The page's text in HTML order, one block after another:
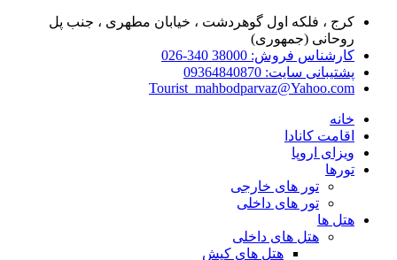
کرج ، فلکه اول گوهردشت ، خیابان مطهری ، جنب پل
روحانی (جمهوری)
کارشناس فروش: 38000 340-026
پشتیبانی سایت: 09364840870
Tourist_mahbodparvaz@Yahoo.com
خانه
اقامت کانادا
ویزای اروپا
تورها
تور های خارجی
تور های داخلی
هتل ها
هتل های داخلی
هتل های کیش